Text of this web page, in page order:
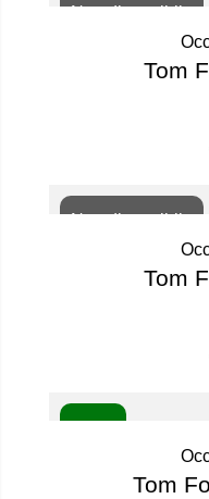
Non disponibile
Tom
Non disponibile
Tom
Tom